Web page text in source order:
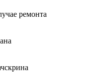
ремонта